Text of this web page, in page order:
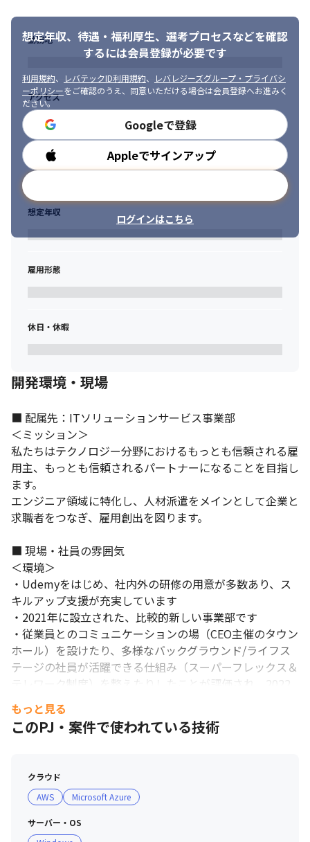
想定年収、待遇・福利厚生、 選考プロセスなどを確認
するには会員登録が必要です
利用規約、 レバテックID利用規約、
レバレジーズグループ・プライバシ
ーポリシーをご確認のうえ、同意いただける場合は会員登録へお進みく
ださい。
Googleで登録
Appleでサインアップ
ログインはこちら
勤務地
アクセス
勤務時間
想定年収
雇用形態
休日・休暇
開発環境・現場
■ 配属先：ITソリューションサービス事業部
＜ミッション＞
私たちはテクノロジー分野におけるもっとも信頼される雇
用主、もっとも信頼されるパートナーになることを目指し
ます。
エンジニア領域に特化し、人材派遣をメインとして企業と
求職者をつなぎ、雇用創出を図ります。
■ 現場・社員の雰囲気
＜環境＞
・Udemyをはじめ、社内外の研修の用意が多数あり、ス
キルアップ支援が充実しています
・2021年に設立された、比較的新しい事業部です
・従業員とのコミュニケーションの場（CEO主催のタウン
ホール）を設けたり、多様なバックグラウンド/ライフス
テージの社員が活躍できる仕組み（スーパーフレックス＆
テレワーク制度）を整えたりしたことが評価され、2022
年に「働きがいのある会社」に認定されました
・入社時研修へのカリキュラムへの組み込みや、就業規則
にて同性カップルを通常の婚姻と同じ取り扱う取り組みを
・事業をボトムアップで提案することを目的とした、1日
CEO体験をはじめ、ユニークなイベントが多数あります
＜社員＞
もっと見る
このPJ・案件で使われている技術
クラウド
AWS
Microsoft Azure
サーバー・OS